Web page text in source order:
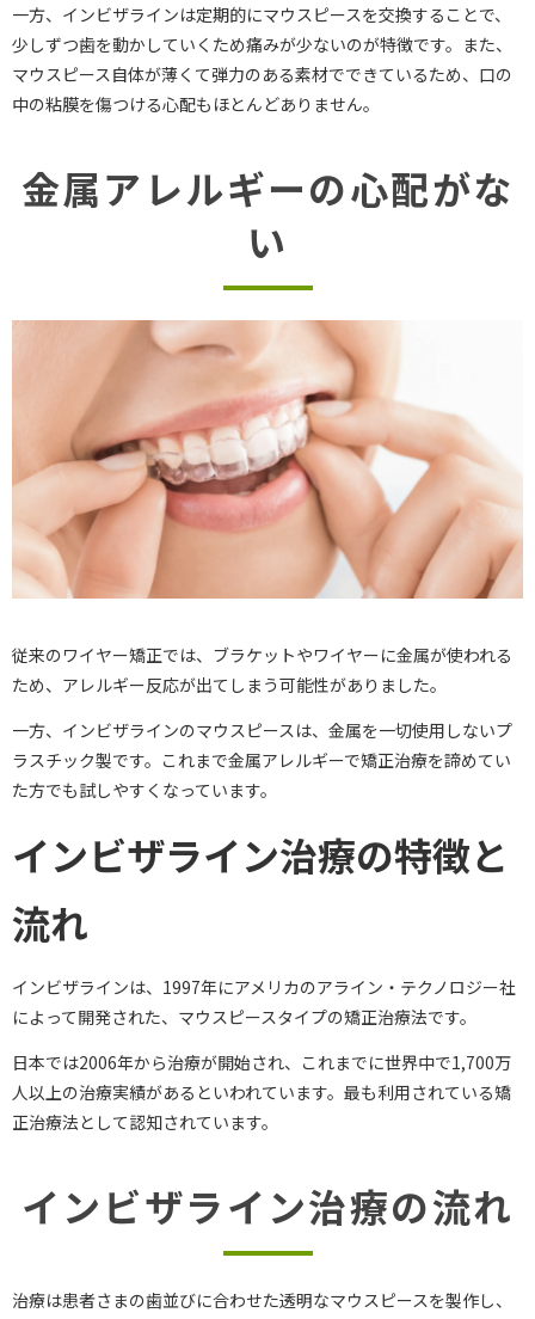
一方、インビザラインは定期的にマウスピースを交換することで、
少しずつ歯を動かしていくため痛みが少ないのが特徴です。また、
マウスピース自体が薄くて弾力のある素材でできているため、口の
中の粘膜を傷つける心配もほとんどありません。
金属アレルギーの心配がな
い
従来のワイヤー矯正では、ブラケットやワイヤーに金属が使われる
ため、アレルギー反応が出てしまう可能性がありました。
一方、インビザラインのマウスピースは、金属を一切使用しないプ
ラスチック製です。これまで金属アレルギーで矯正治療を諦めてい
た方でも試しやすくなっています。
インビザライン治療の特徴と
流れ
インビザラインは、1997年にアメリカのアライン・テクノロジー社
によって開発された、マウスピースタイプの矯正治療法です。
日本では2006年から治療が開始され、これまでに世界中で1,700万
人以上の治療実績があるといわれています。最も利用されている矯
正治療法として認知されています。
インビザライン治療の流れ
治療は患者さまの歯並びに合わせた透明なマウスピースを製作し、